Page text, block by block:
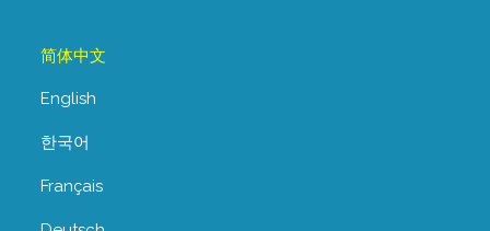
简体中文
English
한국어
Français